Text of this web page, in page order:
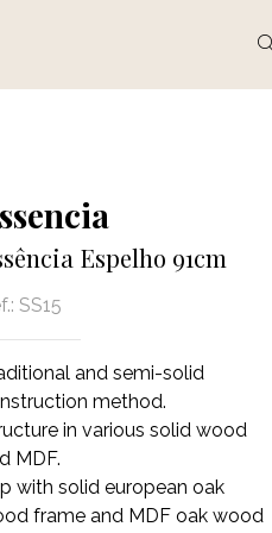
Espelho 91cm
SS15
and semi-solid
method.
in various solid wood
MDF.
with solid european oak
frame and MDF oak wood